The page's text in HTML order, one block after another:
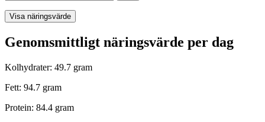
Visa näringsvärde
Genomsmittligt näringsvärde per dag
Kolhydrater: 49.7 gram
Fett: 94.7 gram
Protein: 84.4 gram